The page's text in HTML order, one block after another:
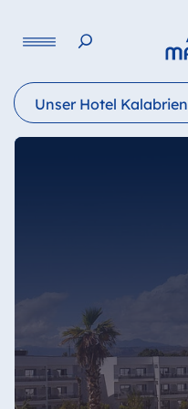
Unser Hotel Kalabrien